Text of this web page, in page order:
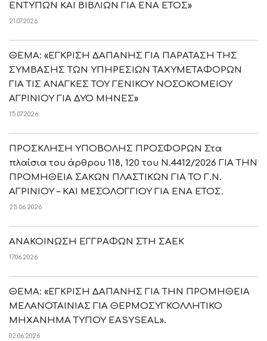
ΕΝΤΥΠΩΝ ΚΑΙ ΒΙΒΛΙΩΝ ΓΙΑ ΕΝΑ ΕΤΟΣ»
21.07.2026
ΘΕΜΑ: «ΕΓΚΡΙΣΗ ΔΑΠΑΝΗΣ ΓΙΑ ΠΑΡΑΤΑΣΗ ΤΗΣ
ΣΥΜΒΑΣΗΣ ΤΩΝ ΥΠΗΡΕΣΙΩΝ ΤΑΧΥΜΕΤΑΦΟΡΩΝ
ΓΙΑ ΤΙΣ ΑΝΑΓΚΕΣ ΤΟΥ ΓΕΝΙΚΟΥ ΝΟΣΟΚΟΜΕΙΟΥ
ΑΓΡΙΝΙΟΥ ΓΙΑ ΔΥΟ ΜΗΝΕΣ»
15.07.2026
ΠΡΟΣΚΛΗΣΗ ΥΠΟΒΟΛΗΣ ΠΡΟΣΦΟΡΩΝ Στα
πλαίσια του άρθρου 118, 120 του Ν.4412/2026 ΓΙΑ ΤΗΝ
ΠΡΟΜΗΘΕΙΑ ΣΑΚΩΝ ΠΛΑΣΤΙΚΩΝ ΓΙΑ ΤΟ Γ.Ν.
ΑΓΡΙΝΙΟΥ – ΚΑΙ ΜΕΣΟΛΟΓΓΙΟΥ ΓΙΑ ΕΝΑ ΕΤΟΣ.
25.06.2026
ΑΝΑΚΟΙΝΩΣΗ ΕΓΓΡΑΦΩΝ ΣΤΗ ΣΑΕΚ
17.06.2026
ΘΕΜΑ: «ΕΓΚΡΙΣΗ ΔΑΠΑΝΗΣ ΓΙΑ ΤΗΝ ΠΡΟΜΗΘΕΙΑ
ΜΕΛΑΝΟΤΑΙΝΙΑΣ ΓΙΑ ΘΕΡΜΟΣΥΓΚΟΛΛΗΤΙΚΟ
ΜΗΧΑΝΗΜΑ ΤΥΠΟΥ EASYSEAL».
02.06.2026